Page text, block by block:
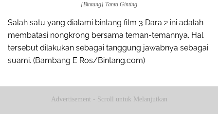
[Bintang] Tanta Ginting
Salah satu yang dialami bintang film 3 Dara 2 ini adalah
membatasi nongkrong bersama teman-temannya. Hal
tersebut dilakukan sebagai tanggung jawabnya sebagai
suami. (Bambang E Ros/Bintang.com)
Advertisement - Scroll untuk Melanjutkan